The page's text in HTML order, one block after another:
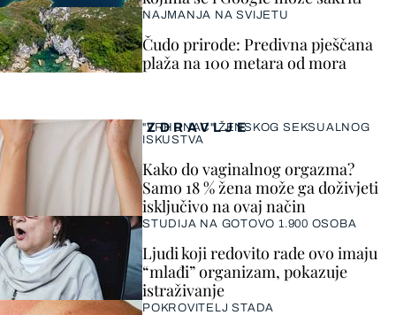
ZDRAVLJE
"VRHUNAC" ŽENSKOG SEKSUALNOG
ISKUSTVA
Kako do vaginalnog orgazma?
Samo 18 % žena može ga doživjeti
isključivo na ovaj način
STUDIJA NA GOTOVO 1.900 OSOBA
Ljudi koji redovito rade ovo imaju
“mlađi” organizam, pokazuje
istraživanje
POKROVITELJ STADA
NAJMANJA NA SVIJETU
Čudo prirode: Predivna pješčana
plaža na 100 metara od mora